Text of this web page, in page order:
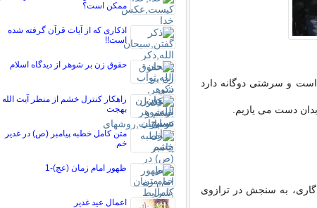
است و سرشتی دوگانه دارد
دست می یازیم.
به سنجش در ترازوی
ممکن است؟
اذکاری که از آیات قرآن گرفته شده
است!!
حقوق زن بر شوهر از دیدگاه اسلام
راهکار کنترل خشم از منظر آیت الله
بهجت
متن کامل خطبه پيامبر (ص) در غدیر
خم
ظهور امام زمان (عج)-1
اعمال عید غدیر